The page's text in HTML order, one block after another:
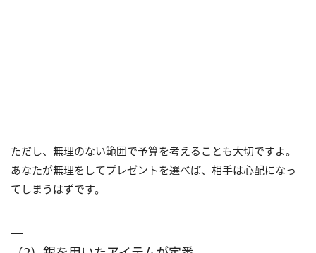
ただし、無理のない範囲で予算を考えることも大切ですよ。
あなたが無理をしてプレゼントを選べば、相手は心配になっ
てしまうはずです。